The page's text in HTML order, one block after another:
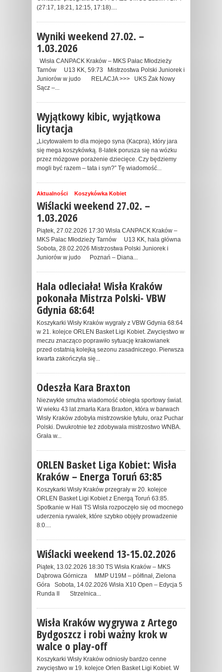
(27:17, 18:21, 12:15, 17:18)....
Wyniki weekend 27.02. –
1.03.2026
Wisła CANPACK Kraków – MKS Pałac Młodzieży
Tarnów U13 KK, 59:73 Mistrzostwa Polski Juniorek i
Juniorów w judo RELACJA >>> UKS Żak Nowy
Sącz –...
Wyjątkowy kibic, wyjątkowa
licytacja
„Licytowałem to dla mojego syna (Kacpra), który jara
się mega koszykówką. 8-latek porusza się na wózku
przez mózgowe porażenie dziecięce. Czy będziemy
mogli być razem – tata i syn?” Tę wiadomość...
Aktualności Koszykówka Kobiet
Wiślacki weekend 27.02. –
1.03.2026
Piątek, 27.02.2026 17:30 Wisła CANPACK Kraków –
MKS Pałac Młodzieży Tarnów U13 KK, hala główna
Sobota, 28.02.2026 Mistrzostwa Polski Juniorek i
Juniorów w judo Poznań – Diana...
Hala odleciała! Wisła Kraków
pokonała Mistrza Polski- VBW
Gdynia 68:64!
Koszykarki Wisły Kraków wygrały z VBW Gdynia 68:64
w 21. kolejce ORLEN Basket Ligi Kobiet. Zwycięstwo w
meczu znacząco poprawiło sytuację krakowianek
przed ostatnią kolejką sezonu zasadniczego. Pierwsza
kwarta zakończyła się...
Odeszła Kara Braxton
Niezwykle smutna wiadomość obiegła sportowy świat.
W wieku 43 lat zmarła Kara Braxton, która w barwach
Wisły Kraków zdobyła mistrzowskie tytułu, oraz Puchar
Polski. Dwukrotnie też zdobywała mistrzostwo WNBA.
Grała w...
ORLEN Basket Liga Kobiet: Wisła
Kraków – Energa Toruń 63:85
Koszykarki Wisły Kraków przegrały w 20. kolejce
ORLEN Basket Ligi Kobiet z Energą Toruń 63:85.
Spotkanie w Hali TS Wisła rozpoczęło się od mocnego
uderzenia rywalek, które szybko objęły prowadzenie
8:0....
Wiślacki weekend 13-15.02.2026
Piątek, 13.02.2026 18:30 TS Wisła Kraków – MKS
Dąbrowa Górnicza MMP U19M – półfinał, Zielona
Góra Sobota, 14.02.2026 Wisła X10 Open – Edycja 5
Runda II Strzelnica...
Wisła Kraków wygrywa z Artego
Bydgoszcz i robi ważny krok w
walce o play-off
Koszykarki Wisły Kraków odniosły bardzo cenne
zwycięstwo w 19. kolejce Orlen Basket Ligi Kobiet. W